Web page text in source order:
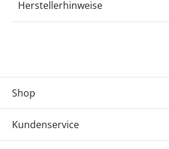
Herstellerhinweise
Shop
Kundenservice